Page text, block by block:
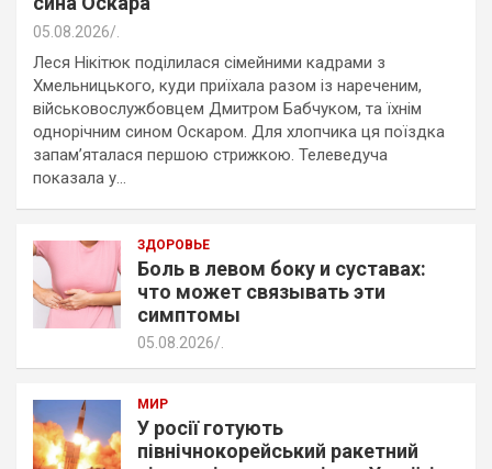
05.08.2026
Леся Нікітюк поділилася сімейними кадрами з
Хмельницького, куди приїхала разом із нареченим,
військовослужбовцем Дмитром Бабчуком, та їхнім
однорічним сином Оскаром. Для хлопчика ця поїздка
запам’яталася першою стрижкою. Телеведуча
показала у…
ЗДОРОВЬЕ
Боль в левом боку и суставах:
что может связывать эти
симптомы
05.08.2026
МИР
У росії готують
північнокорейський ракетний